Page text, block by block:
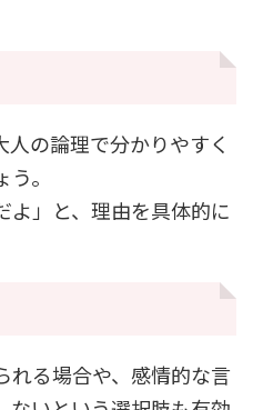
の論理で分かりやすく
。
」と、理由を具体的に
れる場合や、感情的な言